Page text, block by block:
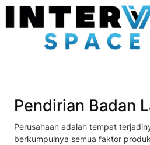
Pendirian Badan
Perusahaan adalah tempat
berkumpulnya semua faktor